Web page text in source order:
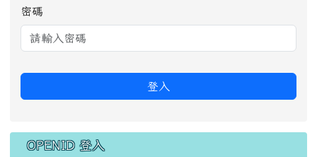
密碼
登入
OPENID 登入